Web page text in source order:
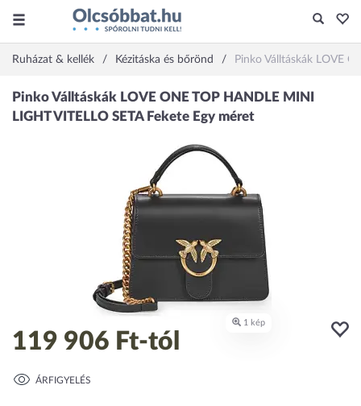
Ruházat & kellék Kézitáska és bőrönd Pinko Válltáskák LOVE
119 906 Ft-tól
ÁRFIGYELÉS